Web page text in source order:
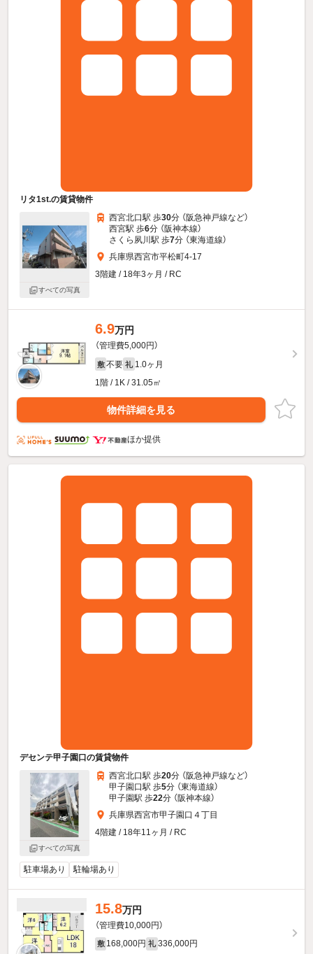
リタ1st.の賃貸物件
すべての写真
西宮北口駅 歩30分 （阪急神戸線など）
西宮駅 歩6分 （阪神本線）
さくら夙川駅 歩7分 （東海道線）
兵庫県西宮市平松町4-17
3階建 / 18年3ヶ月 / RC
6.9万円
（管理費5,000円）
敷 不要 礼 1.0ヶ月
1階 / 1K / 31.05㎡
物件詳細を見る
ほか提供
デセンテ甲子園口の賃貸物件
すべての写真
西宮北口駅 歩20分 （阪急神戸線など）
甲子園口駅 歩5分 （東海道線）
甲子園駅 歩22分 （阪神本線）
兵庫県西宮市甲子園口４丁目
4階建 / 18年11ヶ月 / RC
駐車場あり 駐輪場あり
15.8万円
（管理費10,000円）
敷 168,000円 礼 336,000円